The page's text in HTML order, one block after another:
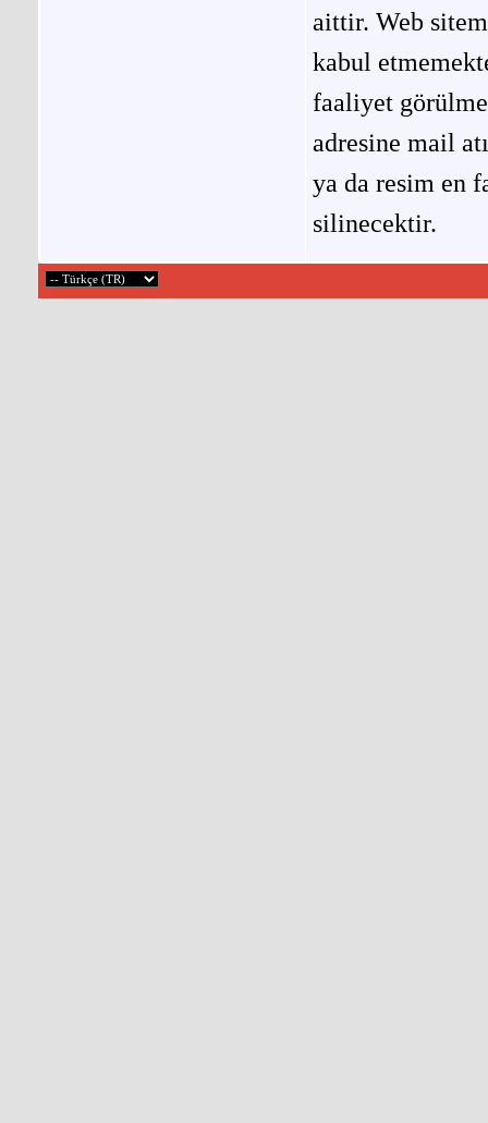
aittir. Web
kabul
faaliyet
adresine mail
ya da resim en
silinecektir.